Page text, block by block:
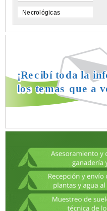
Necrológicas